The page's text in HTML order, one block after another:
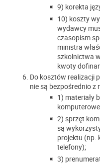
9) korekta
10) koszty
wydawcy
czasopism
ministra
szkolnictwa
kwoty
Do kosztów realizacji
nie są bezpośrednio z
1) materiały
2) sprzęt
są
projektu (np.
telefony);
3)